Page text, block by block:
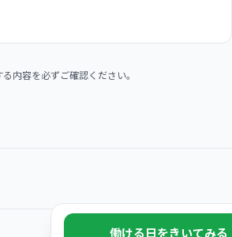
内容を必ずご確認ください。
働ける日をきいてみる